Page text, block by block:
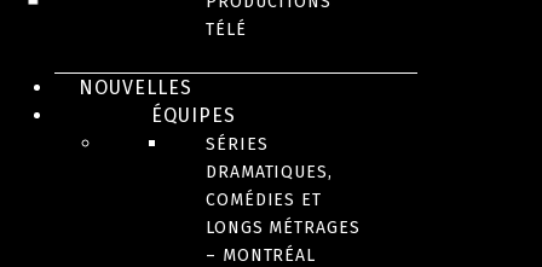
TÉLÉ
NOUVELLES
ÉQUIPES
SÉRIES
DRAMATIQUES,
COMÉDIES ET
LONGS MÉTRAGES
– MONTRÉAL